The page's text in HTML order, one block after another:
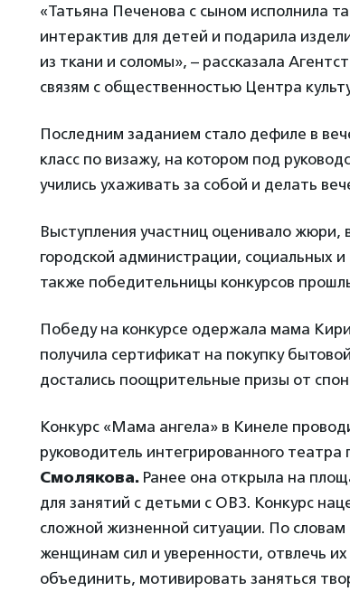
«Татьяна Печенова с сыном исполнила
интерактив для детей и подарила
из ткани и соломы», – рассказала
связям с общественностью Центра
Последним заданием стало дефиле в
класс по визажу, на котором под
учились ухаживать за собой и делать
Выступления участниц оценивало жюри,
городской администрации, социальных
также победительницы конкурсов
Победу на конкурсе одержала мама
получила сертификат на покупку
достались поощрительные призы от
Конкурс «Мама ангела» в Кинеле
руководитель интегрированного театра
Смолякова. Ранее она открыла на
для занятий с детьми с ОВЗ. Конкурс
сложной жизненной ситуации. По
женщинам сил и уверенности, отвлечь
объединить, мотивировать заняться